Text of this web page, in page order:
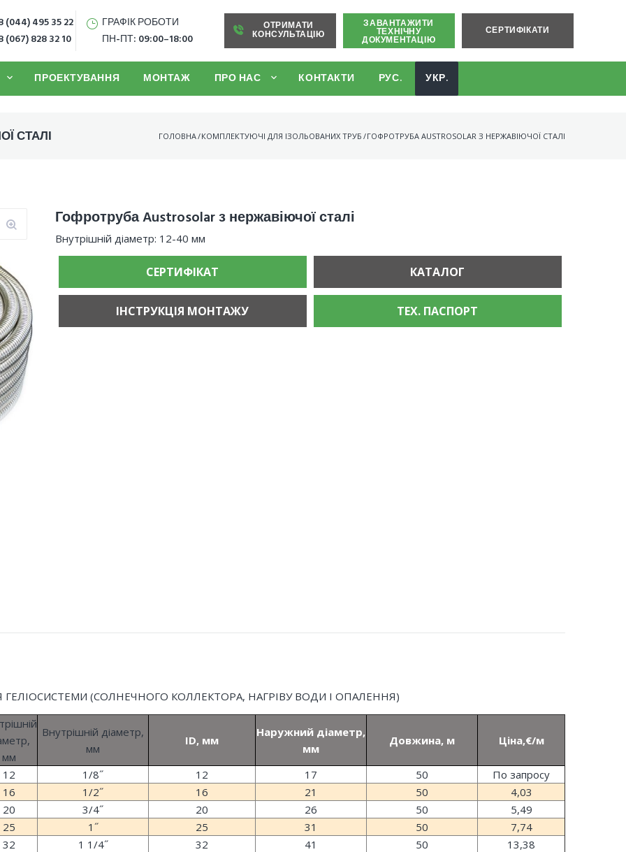
(044) 495 35 22
(067) 828 32 10
ГРАФІК РОБОТИ
ПН-ПТ: 09:00–18:00
ОТРИМАТИ
КОНСУЛЬТАЦІЮ
ЗАВАНТАЖИТИ
ТЕХНІЧНУ
ДОКУМЕНТАЦІЮ
СЕРТИФІКАТИ
ПРОЕКТУВАННЯ МОНТАЖ ПРО НАС КОНТАКТИ РУС. УКР.
СТАЛІ ГОЛОВНА/КОМПЛЕКТУЮЧІ ДЛЯ ІЗОЛЬОВАНИХ ТРУБ /ГОФРОТРУБА AUSTROSOLAR З НЕРЖАВІЮЧОЇ СТАЛІ
Гофротруба Austrosolar з нержавіючої сталі
Внутрішній діаметр: 12-40 мм
СЕРТИФІКАТ КАТАЛОГ
ІНСТРУКЦІЯ МОНТАЖУ ТЕХ. ПАСПОРТ
ГЕЛІОСИСТЕМИ (СОЛНЕЧНОГО КОЛЛЕКТОРА, НАГРІВУ ВОДИ І ОПАЛЕННЯ)
мм
Внутрішній діаметр,
мм
ID, мм
Наружний діаметр,
мм
Довжина, м Ціна,€/м
12 1/8˝ 12 17 50
По запросу
16
1/2˝ 16 21 50
4,03
20
3/4˝ 20 26 50
5,49
25
1˝ 25 31 50
7,74
32
1 1/4˝ 32 41 50
13,38